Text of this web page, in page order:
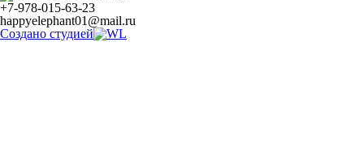
+7-978-015-63-23
happyelephant01@mail.ru
Создано студией